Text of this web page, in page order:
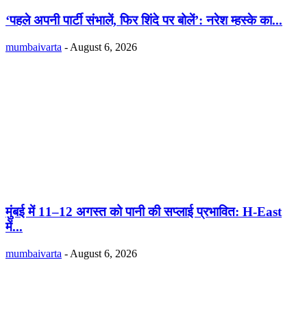
‘पहले अपनी पार्टी संभालें, फिर शिंदे पर बोलें’: नरेश म्हस्के का...
mumbaivarta - August 6, 2026
मुंबई में 11–12 अगस्त को पानी की सप्लाई प्रभावित: H-East
में...
mumbaivarta - August 6, 2026